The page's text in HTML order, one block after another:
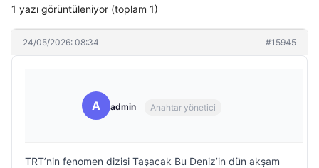
1 yazı görüntüleniyor (toplam 1)
24/05/2026: 08:34 #15945
A admin Anahtar yönetici
TRT’nin fenomen dizisi Taşacak Bu Deniz’in dün akşam